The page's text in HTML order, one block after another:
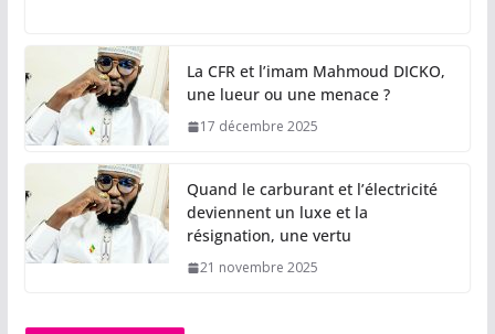
La CFR et l’imam Mahmoud DICKO,
une lueur ou une menace ?
17 décembre 2025
Quand le carburant et l’électricité
deviennent un luxe et la
résignation, une vertu
21 novembre 2025